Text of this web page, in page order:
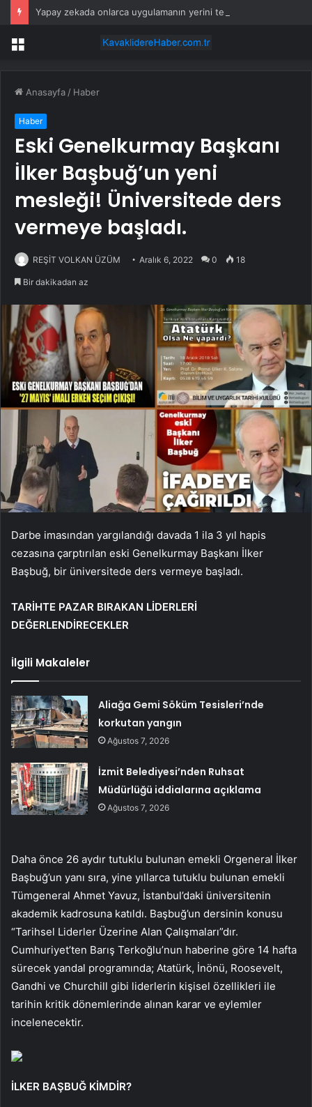
Menü
Anasayfa / Haber
Haber
Eski Genelkurmay Başkanı
İlker Başbuğ’un yeni
mesleği! Üniversitede ders
vermeye başladı.
REŞİT VOLKAN ÜZÜM Aralık 6, 2022 0 18
Bir dakikadan az
Darbe imasından yargılandığı davada 1 ila 3 yıl hapis
cezasına çarptırılan eski Genelkurmay Başkanı İlker
Başbuğ, bir üniversitede ders vermeye başladı.
TARİHTE PAZAR BIRAKAN LİDERLERİ
DEĞERLENDİRECEKLER
İlgili Makaleler
Aliağa Gemi Söküm Tesisleri’nde
korkutan yangın
Ağustos 7, 2026
İzmit Belediyesi’nden Ruhsat
Müdürlüğü iddialarına açıklama
Ağustos 7, 2026
Daha önce 26 aydır tutuklu bulunan emekli Orgeneral İlker
Başbuğ’un yanı sıra, yine yıllarca tutuklu bulunan emekli
Tümgeneral Ahmet Yavuz, İstanbul’daki üniversitenin
akademik kadrosuna katıldı. Başbuğ’un dersinin konusu
“Tarihsel Liderler Üzerine Alan Çalışmaları”dır.
Cumhuriyet’ten Barış Terkoğlu’nun haberine göre 14 hafta
sürecek yandal programında; Atatürk, İnönü, Roosevelt,
Gandhi ve Churchill gibi liderlerin kişisel özellikleri ile
tarihin kritik dönemlerinde alınan karar ve eylemler
incelenecektir.
İLKER BAŞBUĞ KİMDİR?